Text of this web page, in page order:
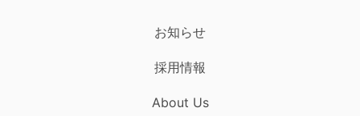
お知らせ
採用情報
About Us